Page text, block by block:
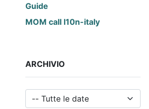
Guide
MOM call l10n-italy
ARCHIVIO